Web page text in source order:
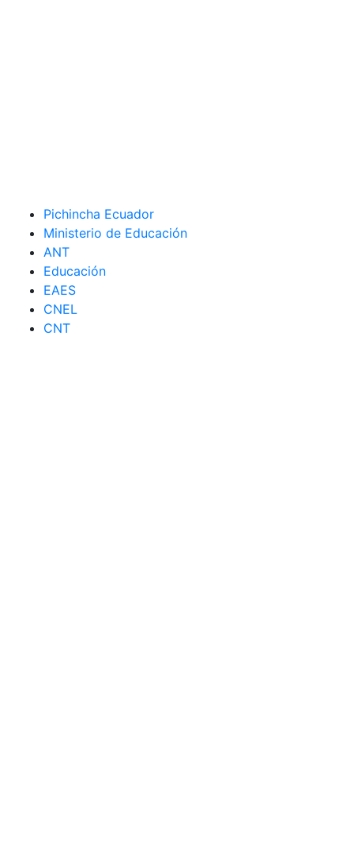
Pichincha Ecuador
Ministerio de Educación
ANT
Educación
EAES
CNEL
CNT